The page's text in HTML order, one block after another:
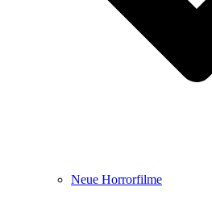
Neue Horrorfilme